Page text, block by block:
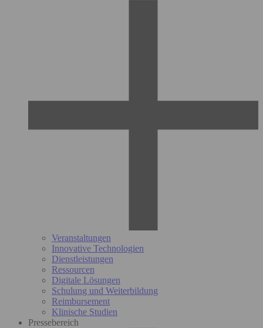
Veranstaltungen
Innovative Technologien
Dienstleistungen
Ressourcen
Digitale Lösungen
Schulung und Weiterbildung
Reimbursement
Klinische Studien
Pressebereich